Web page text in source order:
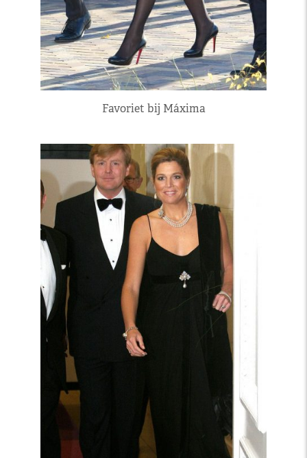
Favoriet bij Máxima